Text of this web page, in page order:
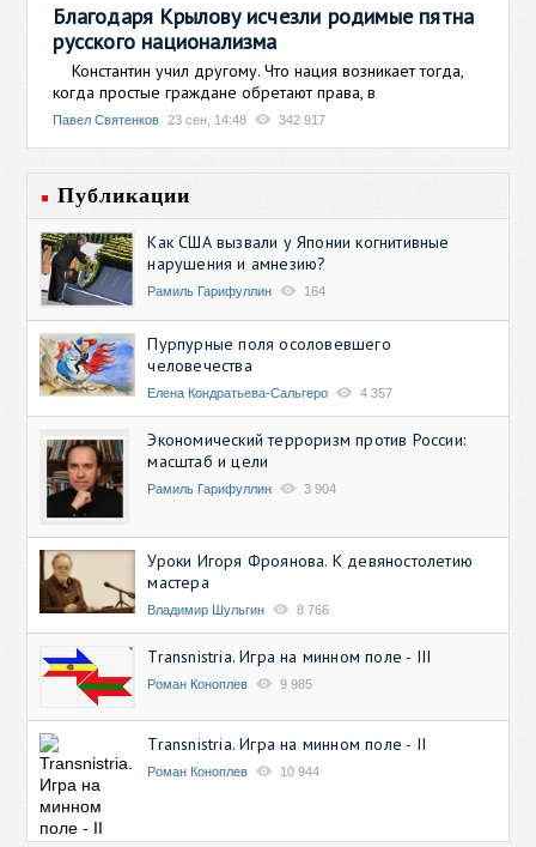
Благодаря Крылову исчезли родимые пятна
русского национализма
Константин учил другому. Что нация возникает тогда,
когда простые граждане обретают права, в
Павел Святенков 23 сен, 14:48 342 917
Публикации
Как США вызвали у Японии когнитивные
нарушения и амнезию?
Рамиль Гарифуллин 164
Пурпурные поля осоловевшего
человечества
Елена Кондратьева-Сальгеро 4 357
Экономический терроризм против России:
масштаб и цели
Рамиль Гарифуллин 3 904
Уроки Игоря Фроянова. К девяностолетию
мастера
Владимир Шульгин 8 766
Transnistria. Игра на минном поле - III
Роман Коноплев 9 985
Transnistria. Игра на минном поле - II
Роман Коноплев 10 944